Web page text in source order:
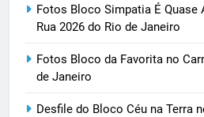
Fotos Bloco Simpatia É Quase
Rua 2026 do Rio de Janeiro
Fotos Bloco da Favorita no
de Janeiro
Desfile do Bloco Céu na Terra